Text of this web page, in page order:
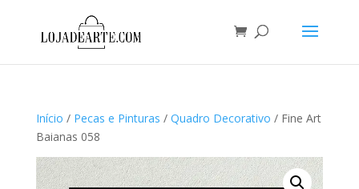
Início / Pecas e Pinturas / Quadro Decorativo / Fine Art
Baianas 058